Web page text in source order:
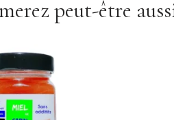
peut-être